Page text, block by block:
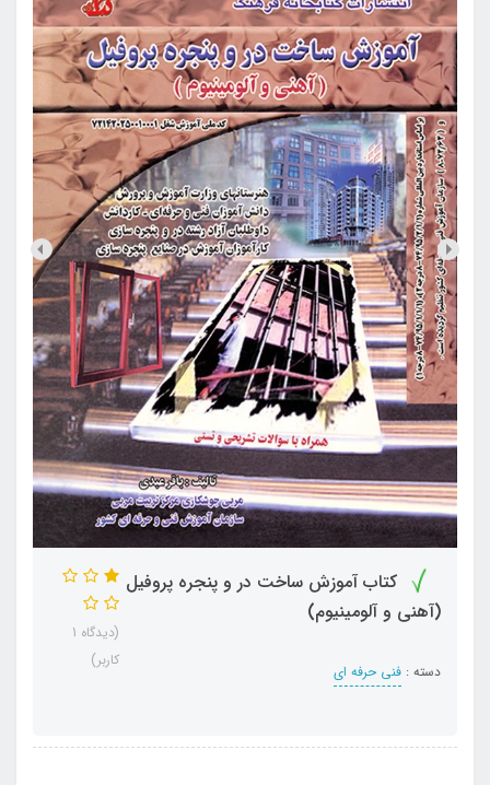
کتاب آموزش ساخت در و پنجره پروفیل
(آهنی و آلومینیوم)
دسته : فنی حرفه ای
(دیدگاه 1
کاربر)